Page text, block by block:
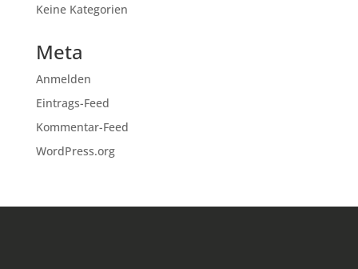
Keine Kategorien
Meta
Anmelden
Eintrags-Feed
Kommentar-Feed
WordPress.org